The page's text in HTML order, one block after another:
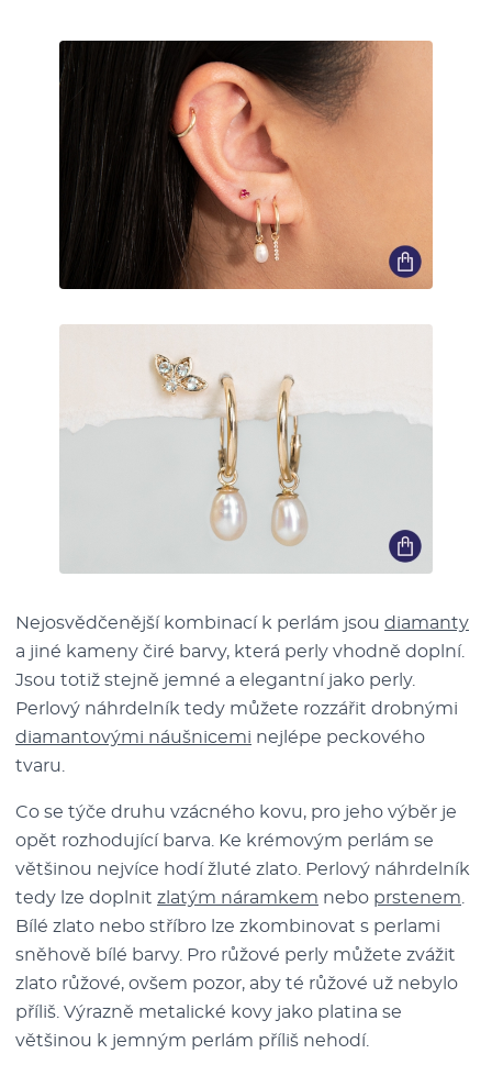
Nejosvědčenější kombinací k perlám jsou diamanty
a jiné kameny čiré barvy, která perly vhodně doplní.
Jsou totiž stejně jemné a elegantní jako perly.
Perlový náhrdelník tedy můžete rozzářit drobnými
diamantovými náušnicemi nejlépe peckového
tvaru.
Co se týče druhu vzácného kovu, pro jeho výběr je
opět rozhodující barva. Ke krémovým perlám se
většinou nejvíce hodí žluté zlato. Perlový náhrdelník
tedy lze doplnit zlatým náramkem nebo prstenem
Bílé zlato nebo stříbro lze zkombinovat s perlami
sněhově bílé barvy. Pro růžové perly můžete zvážit
zlato růžové, ovšem pozor, aby té růžové už nebylo
příliš. Výrazně metalické kovy jako platina se
většinou k jemným perlám příliš nehodí.